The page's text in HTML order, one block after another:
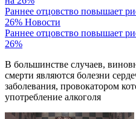
Раннее отцовство повышает
26% Новости
Раннее отцовство повышает
26%
В большинстве случаев,
смерти являются болезни
заболевания, провокатором
употребление алкоголя